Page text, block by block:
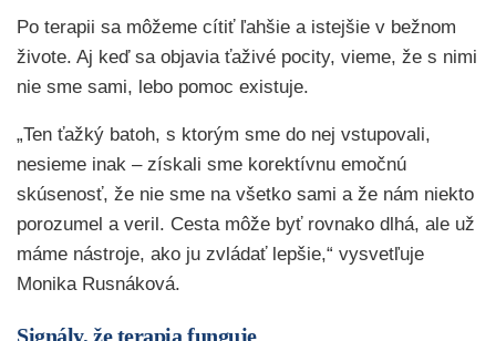
Po terapii sa môžeme cítiť ľahšie a istejšie v bežnom
živote. Aj keď sa objavia ťaživé pocity, vieme, že s nimi
nie sme sami, lebo pomoc existuje.
„Ten ťažký batoh, s ktorým sme do nej vstupovali,
nesieme inak – získali sme korektívnu emočnú
skúsenosť, že nie sme na všetko sami a že nám niekto
porozumel a veril. Cesta môže byť rovnako dlhá, ale už
máme nástroje, ako ju zvládať lepšie,“ vysvetľuje
Monika Rusnáková.
Signály, že terapia funguje